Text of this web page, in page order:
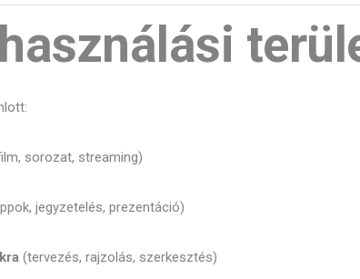
sorozat, streaming)
jegyzetelés, prezentáció)
(tervezés, rajzolás, szerkesztés)